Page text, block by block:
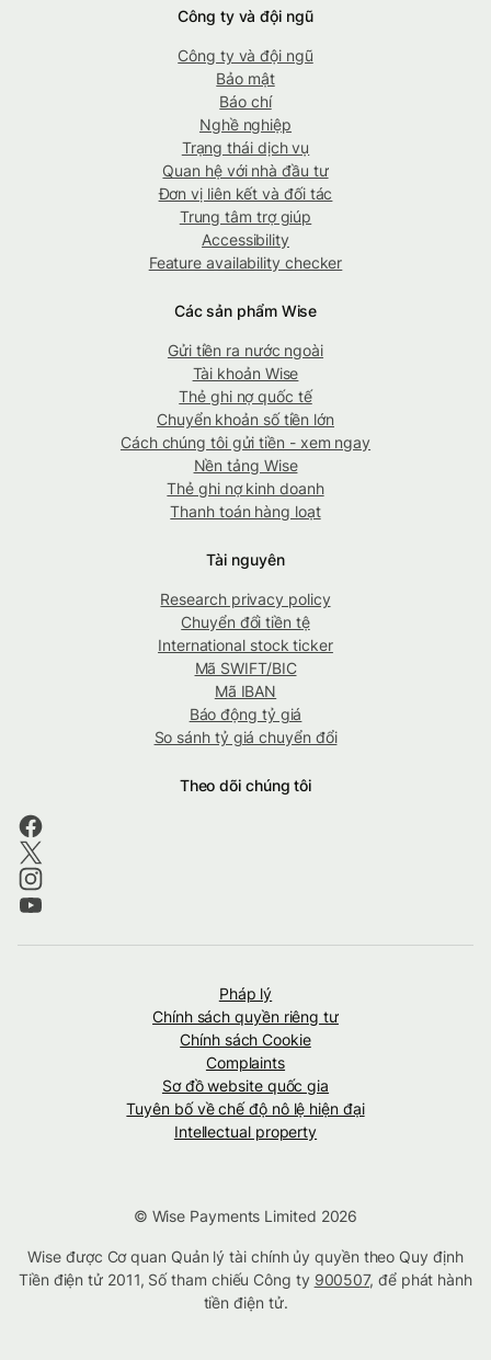
Công ty và đội ngũ
Công ty và đội ngũ
Bảo mật
Báo chí
Nghề nghiệp
Trạng thái dịch vụ
Quan hệ với nhà đầu tư
Đơn vị liên kết và đối tác
Trung tâm trợ giúp
Accessibility
Feature availability checker
Các sản phẩm Wise
Gửi tiền ra nước ngoài
Tài khoản Wise
Thẻ ghi nợ quốc tế
Chuyển khoản số tiền lớn
Cách chúng tôi gửi tiền - xem ngay
Nền tảng Wise
Thẻ ghi nợ kinh doanh
Thanh toán hàng loạt
Tài nguyên
Research privacy policy
Chuyển đổi tiền tệ
International stock ticker
Mã SWIFT/BIC
Mã IBAN
Báo động tỷ giá
So sánh tỷ giá chuyển đổi
Theo dõi chúng tôi
Pháp lý
Chính sách quyền riêng tư
Chính sách Cookie
Complaints
Sơ đồ website quốc gia
Tuyên bố về chế độ nô lệ hiện đại
Intellectual property
© Wise Payments Limited 2026
Wise được Cơ quan Quản lý tài chính ủy quyền theo Quy định
Tiền điện tử 2011, Số tham chiếu Công ty 900507, để phát hành
tiền điện tử.